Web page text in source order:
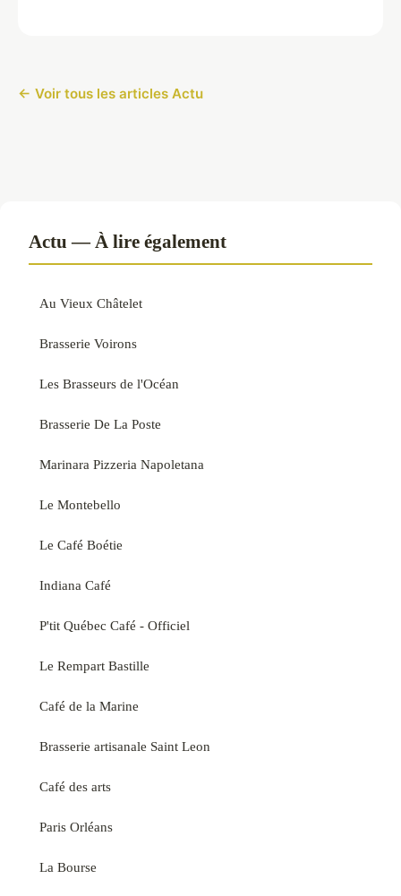
← Voir tous les articles Actu
Actu — À lire également
Au Vieux Châtelet
Brasserie Voirons
Les Brasseurs de l'Océan
Brasserie De La Poste
Marinara Pizzeria Napoletana
Le Montebello
Le Café Boétie
Indiana Café
P'tit Québec Café - Officiel
Le Rempart Bastille
Café de la Marine
Brasserie artisanale Saint Leon
Café des arts
Paris Orléans
La Bourse